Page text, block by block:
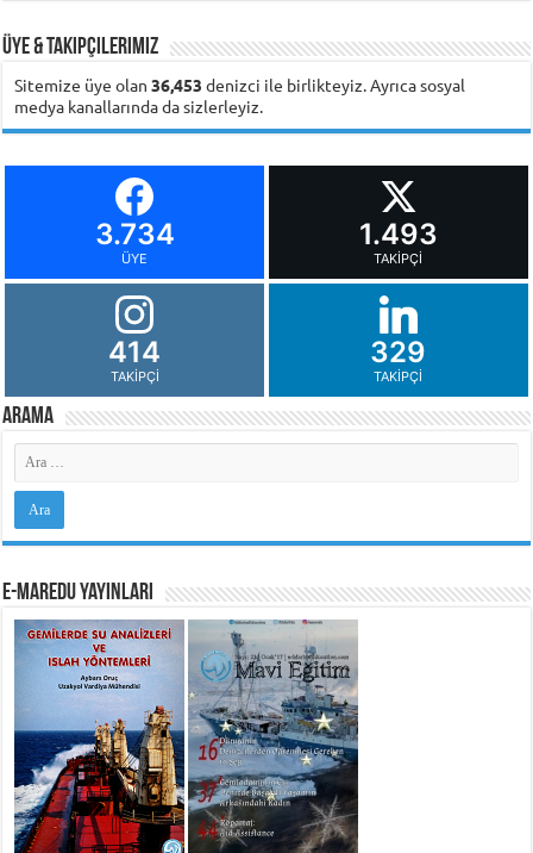
Üye & Takipçilerimiz
Sitemize üye olan36,453 denizci ile birlikteyiz. Ayrıca sosyal
medya kanallarında da sizlerleyiz.
3.734
ÜYE
1.493
TAKIPÇI
414
TAKIPÇI
329
TAKIPÇI
Arama
e-MarEdu Yayınları